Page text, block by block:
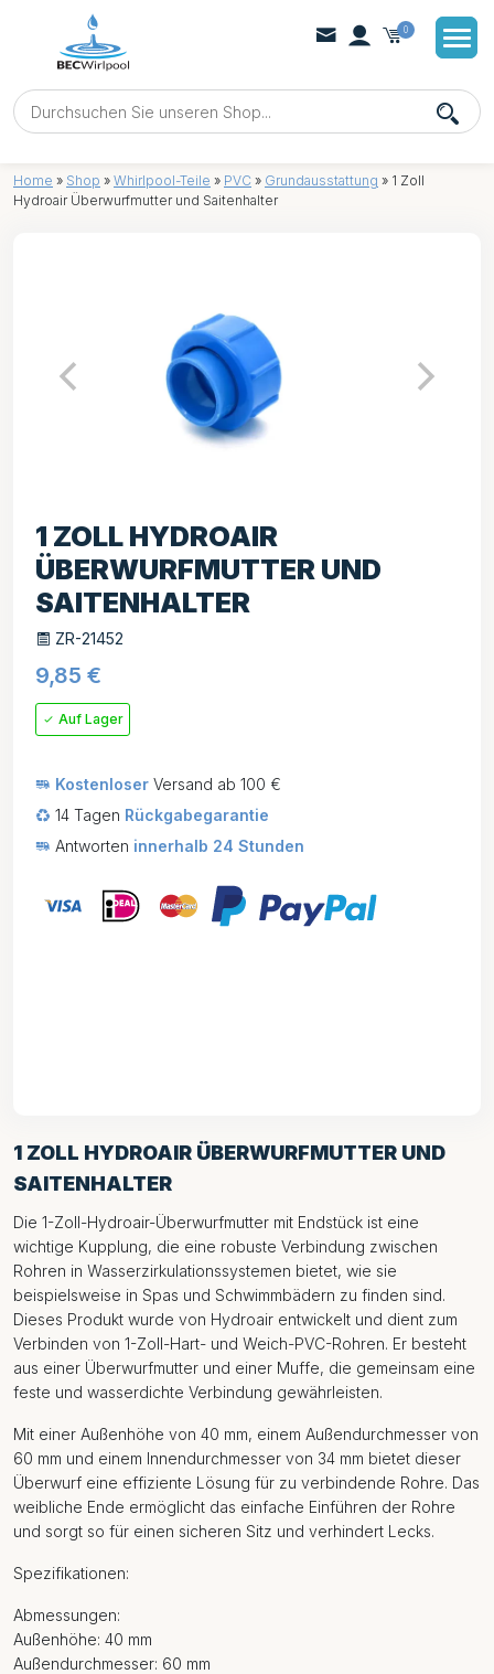
0
Home » Shop » Whirlpool-Teile » PVC » Grundausstattung » 1 Zoll
Hydroair Überwurfmutter und Saitenhalter
1 ZOLL HYDROAIR ÜBERWURFMUTTER UND
SAITENHALTER
Die 1-Zoll-Hydroair-Überwurfmutter mit Endstück ist eine
wichtige Kupplung, die eine robuste Verbindung zwischen
Rohren in Wasserzirkulationssystemen bietet, wie sie
beispielsweise in Spas und Schwimmbädern zu finden sind.
Dieses Produkt wurde von Hydroair entwickelt und dient zum
Verbinden von 1-Zoll-Hart- und Weich-PVC-Rohren. Er besteht
aus einer Überwurfmutter und einer Muffe, die gemeinsam eine
feste und wasserdichte Verbindung gewährleisten.
Mit einer Außenhöhe von 40 mm, einem Außendurchmesser von
60 mm und einem Innendurchmesser von 34 mm bietet dieser
Überwurf eine effiziente Lösung für zu verbindende Rohre. Das
weibliche Ende ermöglicht das einfache Einführen der Rohre
und sorgt so für einen sicheren Sitz und verhindert Lecks.
Spezifikationen:
Abmessungen:
Außenhöhe: 40 mm
Außendurchmesser: 60 mm
1 ZOLL HYDROAIR
ÜBERWURFMUTTER UND
SAITENHALTER
ZR-21452
9,85 €
Auf Lager
Kostenloser Versand ab 100 €
14 Tagen Rückgabegarantie
Antworten innerhalb 24 Stunden